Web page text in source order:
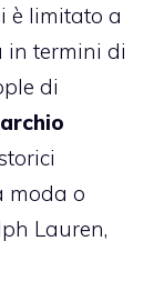
è limitato a
in termini di
di
moda o
Lauren,